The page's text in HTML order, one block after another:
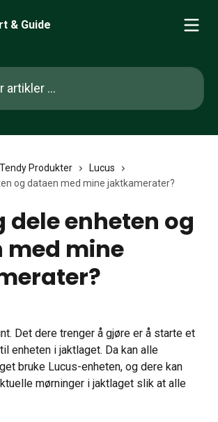
Tendy Produkter
Lucus
og dataen med mine jaktkamerater?
dele enheten og
med mine
Det dere trenger å gjøre er å starte et
enheten i jaktlaget. Da kan alle
bruke Lucus-enheten, og dere kan
mørninger i jaktlaget slik at alle